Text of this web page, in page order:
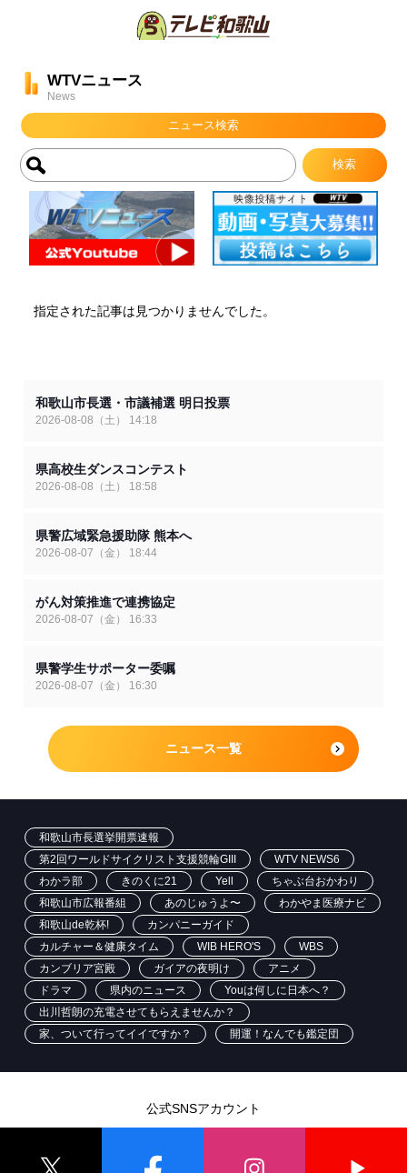
WTVニュース
News
ニュース検索
指定された記事は見つかりませんでした。
和歌山市長選・市議補選 明日投票
2026-08-08（土） 14:18
県高校生ダンスコンテスト
2026-08-08（土） 18:58
県警広域緊急援助隊 熊本へ
2026-08-07（金） 18:44
がん対策推進で連携協定
2026-08-07（金） 16:33
県警学生サポーター委嘱
2026-08-07（金） 16:30
ニュース一覧
和歌山市長選挙開票速報
第2回ワールドサイクリスト支援競輪GIII
WTV NEWS6
わかラ部
きのくに21 Yell
ちゃぶ台おかわり
和歌山市広報番組
あのじゅうよ〜
わかやま医療ナビ
和歌山de乾杯!
カンパニーガイド
カルチャー＆健康タイム
WIB HERO'S
WBS
カンブリア宮殿
ガイアの夜明け
アニメ
ドラマ
県内のニュース
Youは何しに日本へ？
出川哲朗の充電させてもらえませんか？
家、ついて行ってイイですか？
開運！なんでも鑑定団
公式SNSアカウント